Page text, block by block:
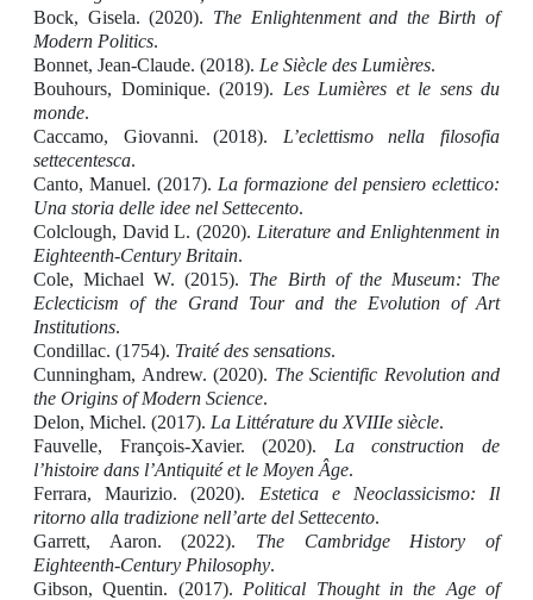
Bock, Gisela. (2020). The Enlightenment and the Birth of
Modern Politics.
Bonnet, Jean-Claude. (2018). Le Siècle des Lumières.
Bouhours, Dominique. (2019). Les Lumières et le sens du
monde.
Caccamo, Giovanni. (2018). L’eclettismo nella filosofia
settecentesca.
Canto, Manuel. (2017). La formazione del pensiero eclettico:
Una storia delle idee nel Settecento.
Colclough, David L. (2020). Literature and Enlightenment in
Eighteenth-Century Britain.
Cole, Michael W. (2015). The Birth of the Museum: The
Eclecticism of the Grand Tour and the Evolution of Art
Institutions.
Condillac. (1754). Traité des sensations.
Cunningham, Andrew. (2020). The Scientific Revolution and
the Origins of Modern Science.
Delon, Michel. (2017). La Littérature du XVIIIe siècle.
Fauvelle, François-Xavier. (2020). La construction de
l’histoire dans l’Antiquité et le Moyen Âge.
Ferrara, Maurizio. (2020). Estetica e Neoclassicismo: Il
ritorno alla tradizione nell’arte del Settecento.
Garrett, Aaron. (2022). The Cambridge History of
Eighteenth-Century Philosophy.
Gibson, Quentin. (2017). Political Thought in the Age of